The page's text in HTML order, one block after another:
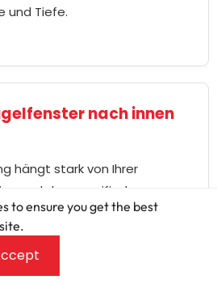
und Tiefe.
nach innen
hängt stark von Ihrer
und den spezifischen
ab.
Standard (Nach
Flügelfenster in den USA
to ensure you get the best